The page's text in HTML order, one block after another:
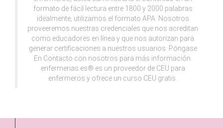
formato de fácil lectura entre 1800 y 2000 palabras
idealmente, utilizamos el formato APA. Nosotros
proveeremos nuestras credenciales que nos acreditan
como educadores en línea y que nos autorizan para
generar certificaciones a nuestros usuarios. Póngase
En Contacto con nosotros para más información.
enfermerias.es® es un proveedor de CEU para
enfermeros y ofrece un curso CEU gratis.